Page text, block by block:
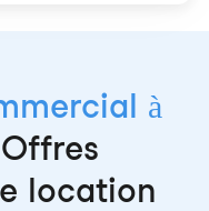
à
Offres
location